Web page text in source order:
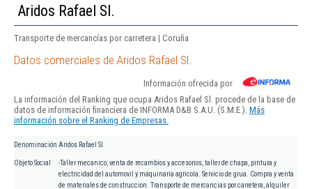
Aridos Rafael Sl.
Transporte de mercancías por carretera | Coruña
Datos comerciales de Aridos Rafael Sl.
Información ofrecida por
La información del Ranking que ocupa Aridos Rafael Sl. procede de la base de
datos de información financiera de INFORMA D&B S.A.U. (S.M.E.). Más
información sobre el Ranking de Empresas.
Denominación Aridos Rafael Sl.
Objeto Social
-Taller mecanico, venta de recambios y accesorios, taller de chapa, pintura y
electricidad del automovil y maquinaria agricola. Servicio de grua. Compra y venta
de materiales de construccion. Transporte de mercancias por carretera, alquiler